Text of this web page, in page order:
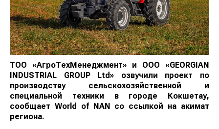
ТОО «АгроТехМенеджмент» и ООО «GEORGIAN
INDUSTRIAL GROUP Ltd» озвучили проект по
производству сельскохозяйственной и
специальной техники в городе Кокшетау,
сообщает World of NAN со ссылкой на акимат
региона.